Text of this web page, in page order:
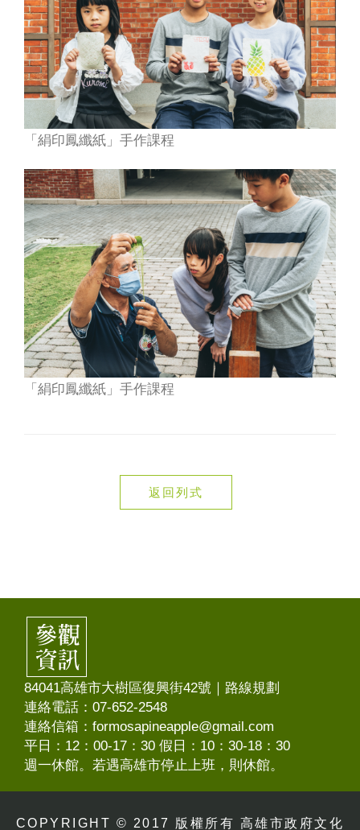
「絹印鳳纖紙」手作課程
「絹印鳳纖紙」手作課程
返回列式
84041高雄市大樹區復興街42號｜ 路線規劃
連絡電話：07-652-2548
連絡信箱：formosapineapple@gmail.com
平日：12：00-17：30 假日：10：30-18：30
週一休館。若遇高雄市停止上班，則休館。
COPYRIGHT © 2017 版權所有 高雄市政府文化